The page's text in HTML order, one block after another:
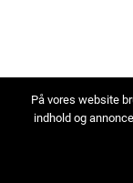
På vores website
indhold og